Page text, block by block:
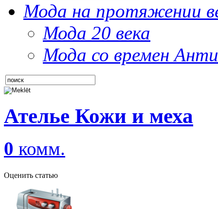
Мода на протяжении
Мода 20 века
Мода со времен
Ателье Кожи и меха
0 комм.
Оценить статью